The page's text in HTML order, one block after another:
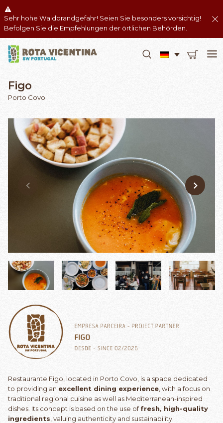
Sehr hohe Waldbrandgefahr! Seien Sie besonders vorsichtig!
Befolgen Sie die Empfehlungen der örtlichen Behörden.
Figo
Porto Covo
Restaurante Figo, located in Porto Covo, is a space dedicated
to providing an excellent dining experience , with a focus on
traditional regional cuisine as well as Mediterranean-inspired
dishes. Its concept is based on the use offresh, high-quality
ingredients , valuing authenticity and sustainability.